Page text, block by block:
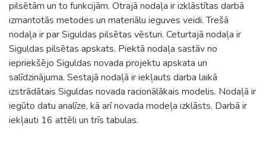
pilsētām un to funkcijām. Otrajā nodaļa ir izklāstītas darbā
izmantotās metodes un materiālu ieguves veidi. Trešā
nodaļa ir par Siguldas pilsētas vēsturi. Ceturtajā nodaļa ir
Siguldas pilsētas apskats. Piektā nodaļa sastāv no
iepriekšējo Siguldas novada projektu apskata un
salīdzinājuma. Sestajā nodaļā ir iekļauts darba laikā
izstrādātais Siguldas novada racionālākais modelis. Nodaļā ir
iegūto datu analīze, kā arī novada modeļa izklāsts. Darbā ir
iekļauti 16 attēli un trīs tabulas.